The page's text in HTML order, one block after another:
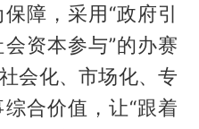
障，采用“政府引
资本参与”的办赛
会化、市场化、专
合价值，让“跟着